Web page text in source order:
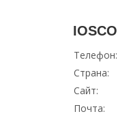
IOSCO
Телефон:
Страна:
Сайт:
Почта: